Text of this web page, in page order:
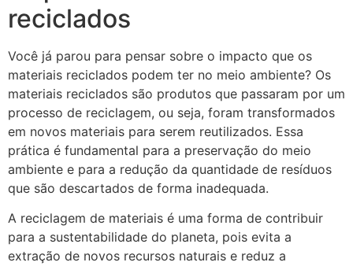
reciclados
Você já parou para pensar sobre o impacto que os
materiais reciclados podem ter no meio ambiente? Os
materiais reciclados são produtos que passaram por um
processo de reciclagem, ou seja, foram transformados
em novos materiais para serem reutilizados. Essa
prática é fundamental para a preservação do meio
ambiente e para a redução da quantidade de resíduos
que são descartados de forma inadequada.
A reciclagem de materiais é uma forma de contribuir
para a sustentabilidade do planeta, pois evita a
extração de novos recursos naturais e reduz a